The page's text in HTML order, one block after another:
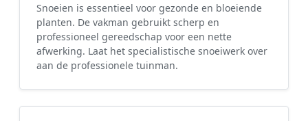
Snoeien is essentieel voor gezonde en bloeiende
planten. De vakman gebruikt scherp en
professioneel gereedschap voor een nette
afwerking. Laat het specialistische snoeiwerk over
aan de professionele tuinman.